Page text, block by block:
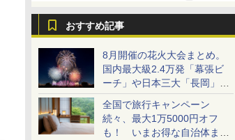
おすすめ記事
8月開催の花火大会まとめ。
国内最大級2.4万発「幕張ビ
ーチ」や日本三大「長岡」な
ど大型イベント目白押し！
全国で旅行キャンペーン
続々、最大1万5000円オフ
も！ いまお得な自治体まと